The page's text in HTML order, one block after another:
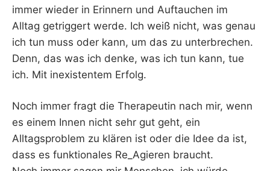
immer wieder in Erinnern und Auftauchen im
Alltag getriggert werde. Ich weiß nicht, was genau
ich tun muss oder kann, um das zu unterbrechen.
Denn, das was ich denke, was ich tun kann, tue
ich. Mit inexistentem Erfolg.
Noch immer fragt die Therapeutin nach mir, wenn
es einem Innen nicht sehr gut geht, ein
Alltagsproblem zu klären ist oder die Idee da ist,
dass es funktionales Re_Agieren braucht.